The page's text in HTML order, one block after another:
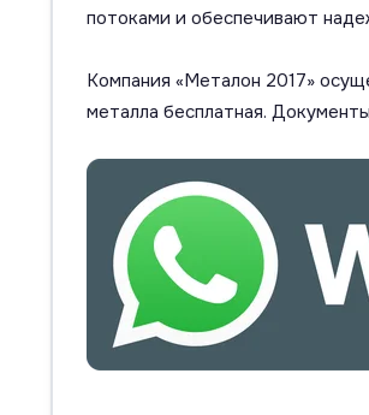
потоками и обеспечивают
Компания «Металон 2017»
металла бесплатная.